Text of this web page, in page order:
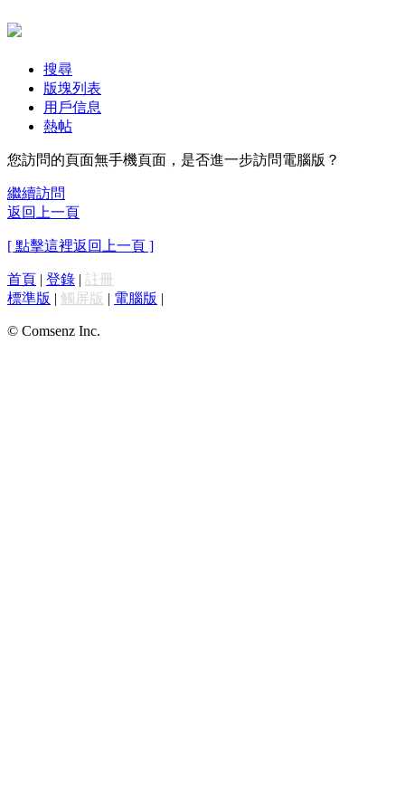
搜尋
版塊列表
用戶信息
熱帖
您訪問的頁面無手機頁面，是否進一步訪問電腦版？
繼續訪問
返回上一頁
[ 點擊這裡返回上一頁 ]
首頁 | 登錄 | 註冊
標準版 | 觸屏版 | 電腦版 |
© Comsenz Inc.